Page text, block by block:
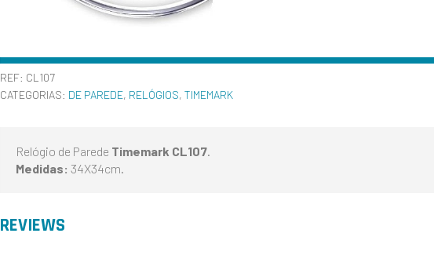
REF: CL107
CATEGORIAS: DE PAREDE, RELÓGIOS, TIMEMARK
Relógio de Parede Timemark CL107.
Medidas: 34X34cm.
REVIEWS